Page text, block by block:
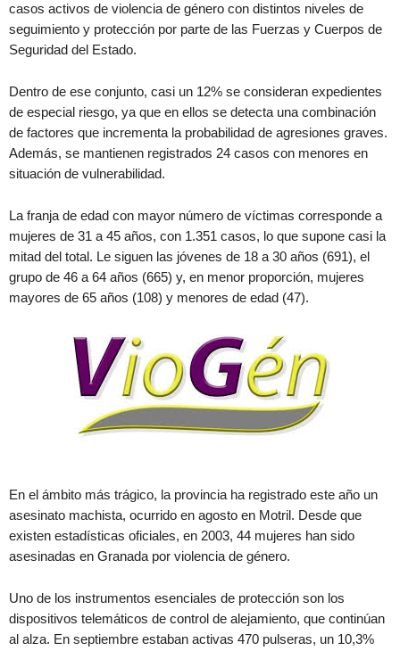
casos activos de violencia de género con distintos niveles de
seguimiento y protección por parte de las Fuerzas y Cuerpos de
Seguridad del Estado.
Dentro de ese conjunto, casi un 12% se consideran expedientes
de especial riesgo, ya que en ellos se detecta una combinación
de factores que incrementa la probabilidad de agresiones graves.
Además, se mantienen registrados 24 casos con menores en
situación de vulnerabilidad.
La franja de edad con mayor número de víctimas corresponde a
mujeres de 31 a 45 años, con 1.351 casos, lo que supone casi la
mitad del total. Le siguen las jóvenes de 18 a 30 años (691), el
grupo de 46 a 64 años (665) y, en menor proporción, mujeres
mayores de 65 años (108) y menores de edad (47).
En el ámbito más trágico, la provincia ha registrado este año un
asesinato machista, ocurrido en agosto en Motril. Desde que
existen estadísticas oficiales, en 2003, 44 mujeres han sido
asesinadas en Granada por violencia de género.
Uno de los instrumentos esenciales de protección son los
dispositivos telemáticos de control de alejamiento, que continúan
al alza. En septiembre estaban activas 470 pulseras, un 10,3%